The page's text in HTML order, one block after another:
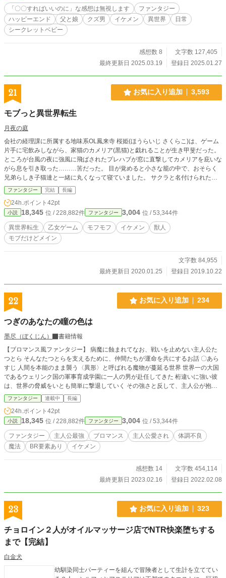
んのちょっぴり。R15程度の描写はあるかもしれませんが、
がっつりなのはありません。 ※小説家になろうさんでも同時
にアップしています。 無断転載は犯罪です。マジで。人とし
てやってはいけないことは認識してくださいね。
「〇〇すればいいのに」な感想は無視します
ファンタジー
ハッピーエンド
父と娘 クズ男 イケメン 異世界
日常
シークレットベビー
感想数 8
文字数 127,405
最終更新日 2025.03.19
登録日 2025.01.27
21 お気に入り追加 3,593
モブっと異世界転生
月夜の庭
会社の経理課に所属する地味系OL鳳来寺 桜姫(ほうらいじ さくらこ)は、ゲーム
片手に宅飲みしながら、家猫のカメリア(黒猫)と戯れることが生き甲斐だった。
ところが台風の夜に強風に飛ばされたプレハブが窓に直撃してカメリアを庇いな
がら息を引き取った………筈だった。 目が覚めると小さな籠の中で、おそらく
兄弟らしき子猫達と一緒に丸くなって寝ていました。 サクラと名付けられた私
は、黒猫の獣人だと知って驚愕する。 死ぬ寸前に遊んでた乙女ゲームじゃ
ね？！ しかもヒロイン(茶虎猫)の義理の妹…………ってモブかよ！ ＊誤字脱字
は発見次第、修正しますので長い目でお願い致します。
ファンタジー 完結 長編
24h.ポイント 42pt
小説 18,345 位 / 228,882件 ファンタジー 3,004 位 / 53,344件
異世界転生 乙女ゲーム モフモフ イケメン
獣人
モブだけどメイン
文字数 84,955
最終更新日 2020.01.25
登録日 2019.10.22
22 お気に入り追加 234
つぎのあなたの瞳の色は
墨尽（ぼくじん）
書籍情報
【ブロマンス風ファンタジー】 病魔に蝕まれてなお、戦いを止めない主人公た
つとら そんなたつとらを支えるために、仲間たちが運命を共にするお話 〇あら
すじ 人間を本能のまま襲う〈異形〉と呼ばれる魔物が蔓延る世界 世界一の大国
であるウェリンク国の軍事育成学園に一人の男が赴任してきた 桁違いに強い彼
は、世界の脅威をいとも簡単に撃退していく その強さと反して、主人公が抱え
ている病魔は深刻だった 彼が死ぬのが先か、世界の脅威が去るのが先か 奮闘し
続ける主人公の周りには、仲間たちが増えていく そして次第に明かされる、主
人公の強さの理由と世界の成り立ち 果たして彼の正体は 行きつく先にあるのは
希望か絶望か ＿＿＿＿＿＿＿＿＿＿ 主人公の過去と素性が世界の成り立ちに大
きく関わってくるため、主人公が謎の人物設定になっています。 最初は学園モ
ノですが、途中から変わります。 ※ご注意ください （恋愛ものではないので
すが、一読ください） 女性が男性に想いを寄せる描写もありますし、男性が男
ることはありません 女性同士の恋愛の描写もあります 初心者ですので、誤字・
脱字等お目汚しが多々あるかと思いますがご了承ください！
ファンタジー 連載中 長編
24h.ポイント 42pt
小説 18,345 位 / 228,882件 ファンタジー 3,004 位 / 53,344件
ファンタジー 主人公最強 ブロマンス 主人公愛され
体調不良
魔法
BR要素あり イケメン
感想数 14
文字数 454,114
最終更新日 2023.02.16
登録日 2022.02.08
23 お気に入り追加 323
チョロイン２人がオイルマッサージ店でNTR快楽堕ちする
まで【完結】
白金犬
幼馴染同士パーティーを組んで冒険者として生計を立ててい